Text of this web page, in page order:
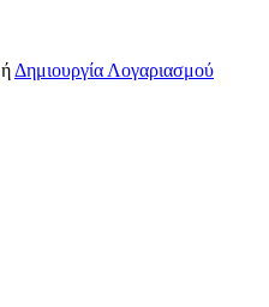
ή Δημιουργία Λογαριασμού